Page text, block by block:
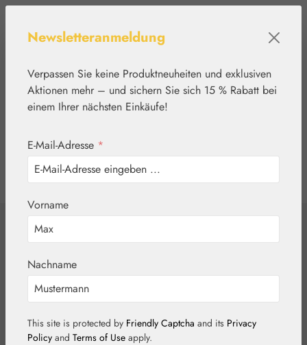
Werkzeugleiste anzeigen
Gedächtnis-Fit
Kapseln
Newsletteranmeldung
Verpassen Sie keine Produktneuheiten und exklusiven
Aktionen mehr – und sichern Sie sich 15 % Rabatt bei
einem Ihrer nächsten Einkäufe!
E-Mail-Adresse *
Vorname
Nachname
This site is protected by Friendly Captcha and its Privacy
Policy and Terms of Use apply.